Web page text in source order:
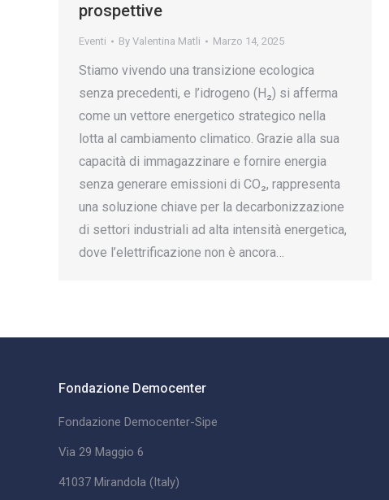
prospettive
Eventi By Valentina Matli Marzo 14, 2025
Stiamo vivendo una transizione ecologica
senza precedenti, e l’idrogeno (H₂) si afferma
come un vettore energetico strategico nella
lotta al cambiamento climatico. Grazie alla sua
capacità di immagazzinare e fornire energia
senza generare emissioni di CO₂, rappresenta
una soluzione chiave per la decarbonizzazione
di settori industriali ad alta intensità energetica,
dove l’elettrificazione non è ancora…
Fondazione Democenter
Fondazione Democenter-Sipe
Via 29 Maggio 6
41037 Mirandola (Italy)